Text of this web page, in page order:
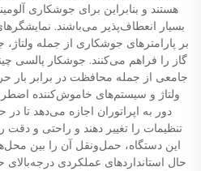
هستند و بنابراین برای جوشکاری
بسیار انعطاف‌پذیر می‌باشند.
بر پارامترهای جوشکاری از جمله
جامعی از جمله محافظت در برابر بار
ولتاژ و سیستم‌های خاموش‌کننده
دور به اپراتوران اجازه می‌دهد تا
تنظیمات را تغییر دهند و راحتی و
این دستگاه، حمل‌ونقل آن را بین
حال استانداردهای عملکردی